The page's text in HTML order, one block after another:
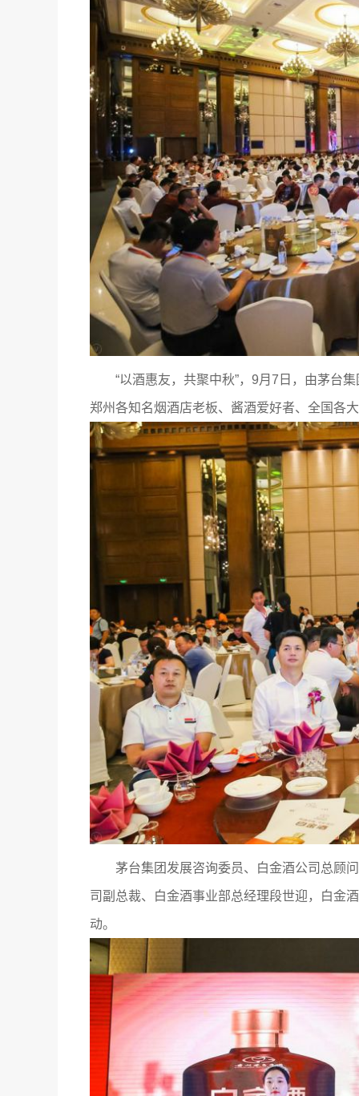
“以酒惠友，共聚中秋”，9月7日，由茅台
郑州各知名烟酒店老板、酱酒爱好者、全国各
茅台集团发展咨询委员、白金酒公司总顾
司副总裁、白金酒事业部总经理段世迎，白金
动。